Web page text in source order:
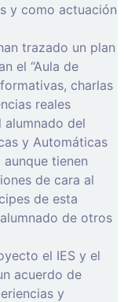
y como actuación
trazado un plan
el “Aula de
charlas
reales
del
y Automáticas
tienen
de cara al
de esta
de otros
el IES y el
acuerdo de
y